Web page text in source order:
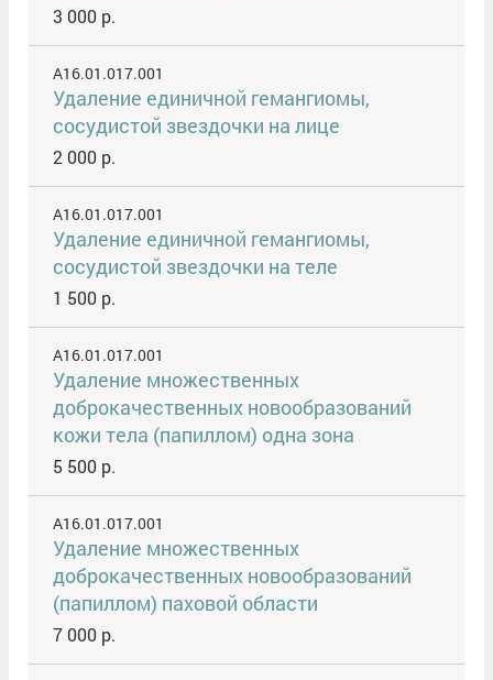
3 000 р.
A16.01.017.001
Удаление единичной гемангиомы,
сосудистой звездочки на лице
2 000 р.
A16.01.017.001
Удаление единичной гемангиомы,
сосудистой звездочки на теле
1 500 р.
A16.01.017.001
Удаление множественных
доброкачественных новообразований
кожи тела (папиллом) одна зона
5 500 р.
A16.01.017.001
Удаление множественных
доброкачественных новообразований
(папиллом) паховой области
7 000 р.